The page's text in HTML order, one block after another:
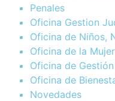
Penales
Oficina Gestion
Oficina de Niños,
Oficina de la Mujer
Oficina de
Oficina de
Novedades